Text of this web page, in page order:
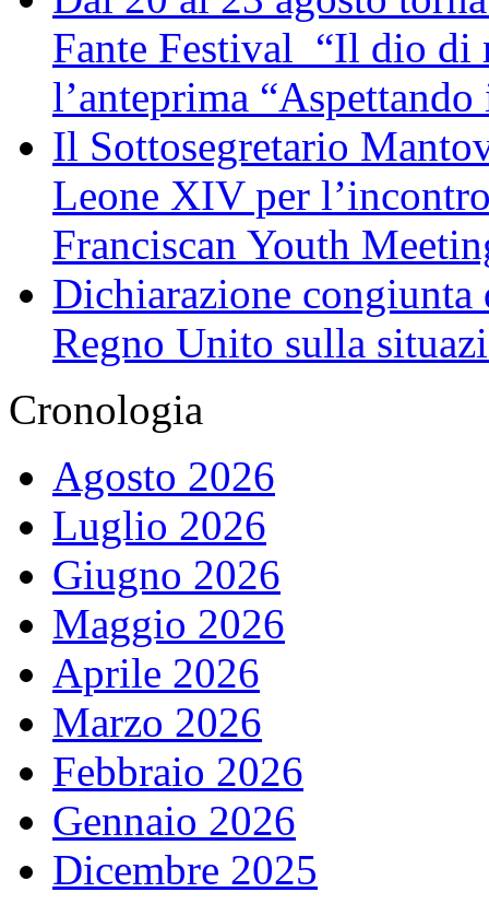
Fante Festival “Il dio di
l’anteprima
Il Sottosegretario
Leone XIV per
Franciscan Youth
Dichiarazione
Regno Unito sulla
Cronologia
Agosto 2026
Luglio 2026
Giugno 2026
Maggio 2026
Aprile 2026
Marzo 2026
Febbraio 2026
Gennaio 2026
Dicembre 2025